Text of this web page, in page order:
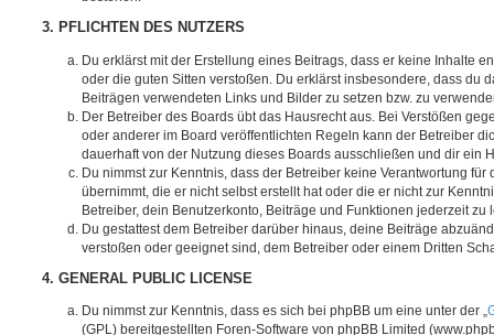
3. PFLICHTEN DES NUTZERS
Du erklärst mit der Erstellung eines Beitrags, dass er keine Inhalte
oder die guten Sitten verstoßen. Du erklärst insbesondere, dass du
Beiträgen verwendeten Links und Bilder zu setzen bzw. zu
Der Betreiber des Boards übt das Hausrecht aus. Bei Verstößen
oder anderer im Board veröffentlichten Regeln kann der Betreiber
dauerhaft von der Nutzung dieses Boards ausschließen und dir ein
Du nimmst zur Kenntnis, dass der Betreiber keine Verantwortung für
übernimmt, die er nicht selbst erstellt hat oder die er nicht zur
Betreiber, dein Benutzerkonto, Beiträge und Funktionen jederzeit zu
Du gestattest dem Betreiber darüber hinaus, deine Beiträge
verstoßen oder geeignet sind, dem Betreiber oder einem Dritten
4. GENERAL PUBLIC LICENSE
Du nimmst zur Kenntnis, dass es sich bei phpBB um eine unter der „
(GPL) bereitgestellten Foren-Software von phpBB Limited